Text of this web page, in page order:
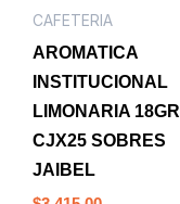
CAFETERIA
AROMATICA
INSTITUCIONAL
LIMONARIA 18GR
CJX25 SOBRES
JAIBEL